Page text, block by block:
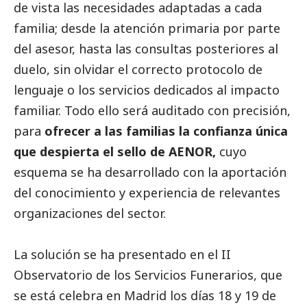
de vista las necesidades adaptadas a cada
familia; desde la atención primaria por parte
del asesor, hasta las consultas posteriores al
duelo, sin olvidar el correcto protocolo de
lenguaje o los servicios dedicados al impacto
familiar. Todo ello será auditado con precisión,
para ofrecer a las familias la confianza única
que despierta el sello de AENOR, cuyo
esquema se ha desarrollado con la aportación
del conocimiento y experiencia de relevantes
organizaciones del sector.
La solución se ha presentado en el II
Observatorio de los Servicios Funerarios, que
se está celebra en Madrid los días 18 y 19 de